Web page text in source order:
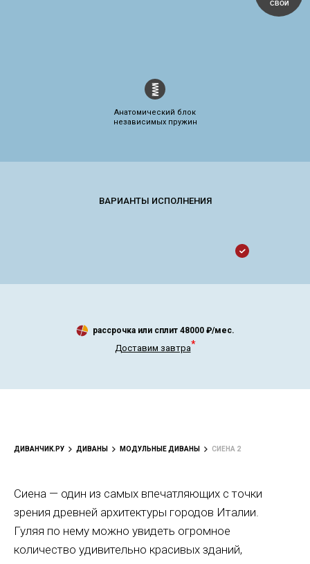
СВОЙ
Анатомический блок
независимых пружин
рассрочка или сплит 48000 ₽/мес.
Доставим завтра*
ДИВАНЧИК.РУ ДИВАНЫ МОДУЛЬНЫЕ ДИВАНЫ СИЕНА 2
Сиена — один из самых впечатляющих с точки
зрения древней архитектуры городов Италии.
Гуляя по нему можно увидеть огромное
количество удивительно красивых зданий,